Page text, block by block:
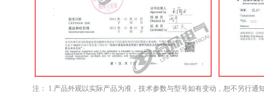
注： 1.产品外观以实际产品为准，技术参数与型号如有变动，恕不另行通